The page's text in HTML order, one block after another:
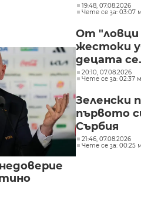
19:48, 07.08.2026
Чете се за: 03:07
От "ловци
жестоки
децата
20:10, 07.08.2026
Чете се за: 02:37
Зеленски
първото
Сърбия
21:46, 07.08.2026
Чете се за: 00:25